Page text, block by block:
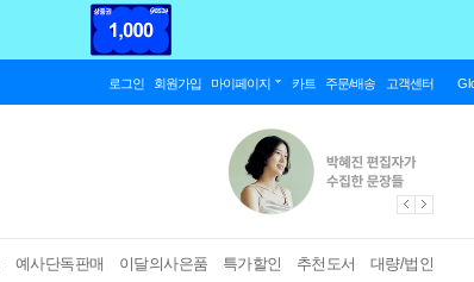
로그인 회원가입 마이페이지 카트 주문/배송 고객센터
예사단독판매 이달의사은품 특가할인 추천도서 대량/법인